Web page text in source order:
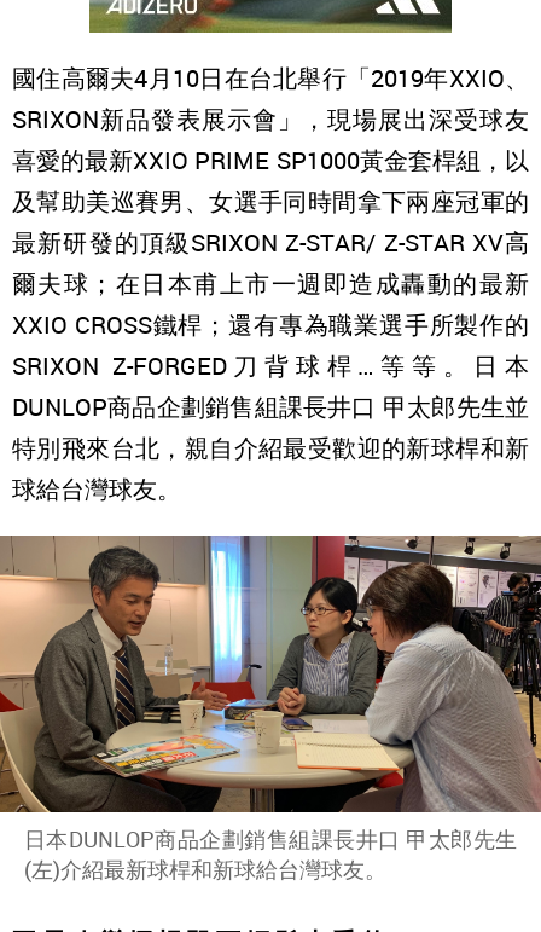
國住高爾夫4月10日在台北舉行「2019年XXIO、
SRIXON新品發表展示會」，現場展出深受球友
喜愛的最新XXIO PRIME SP1000黃金套桿組，以
及幫助美巡賽男、女選手同時間拿下兩座冠軍的
最新研發的頂級SRIXON Z-STAR/ Z-STAR XV高
爾夫球；在日本甫上市一週即造成轟動的最新
XXIO CROSS鐵桿；還有專為職業選手所製作的
SRIXON Z-FORGED刀背球桿…等等。日本
DUNLOP商品企劃銷售組課長井口 甲太郎先生並
特別飛來台北，親自介紹最受歡迎的新球桿和新
球給台灣球友。
日本DUNLOP商品企劃銷售組課長井口 甲太郎先生
(左)介紹最新球桿和新球給台灣球友。